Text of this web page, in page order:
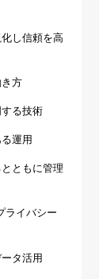
し信頼を高
方
る技術
運用
ともに管理
ライバシー
タ活用